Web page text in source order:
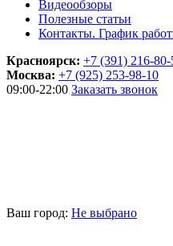
Видеообзоры
Полезные статьи
Контакты. График
Красноярск: +7 (391) 216-80-
Москва: +7 (925) 253-98-10
09:00-22:00 Заказать звонок
Ваш город: Не выбрано